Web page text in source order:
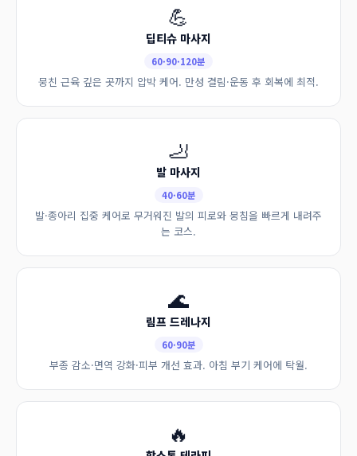
💪
딥티슈 마사지
60·90·120분
뭉친 근육 깊은 곳까지 압박 케어. 만성 결림·운동 후 회복에 최적.
🦶
발 마사지
40·60분
발·종아리 집중 케어로 무거워진 발의 피로와 뭉침을 빠르게 내려주
는 코스.
🌊
림프 드레나지
60·90분
부종 감소·면역 강화·피부 개선 효과. 아침 부기 케어에 탁월.
🔥